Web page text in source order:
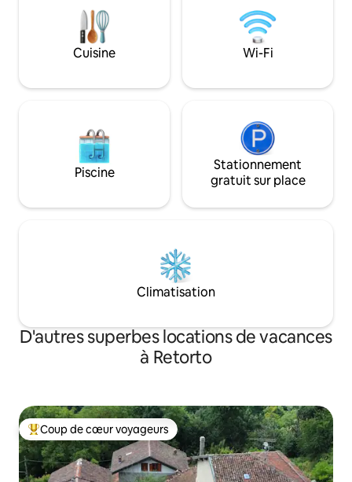
Milan ,Turin et Gênes. À l'arrivée, vous
serez accueillis par la bière,le meilleur
chien du monde. Ceux qui n'aiment pas
les chiens sont priés de le signaler à
protégé par un
moustiques. Casa Verrua est proche de
villes fascinantes
Turin, Milan et
Cuisine Wi-Fi
Piscine
Stationnement
gratuit sur place
Climatisation
D'autres superbes locations de vacances
à Retorto
Coup de cœur voyageurs parmi les plus aimés
Coup de cœur voyageurs